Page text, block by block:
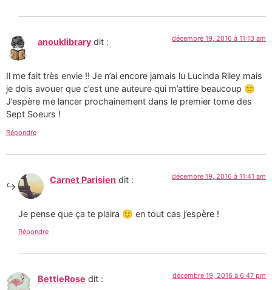
anouklibrary dit : décembre 19, 2016 à 11:13 am
Il me fait très envie !! Je n’ai encore jamais lu Lucinda Riley mais
je dois avouer que c’est une auteure qui m’attire beaucoup 🙂
J’espère me lancer prochainement dans le premier tome des
Sept Soeurs !
Répondre
Carnet Parisien dit : décembre 19, 2016 à 11:41 am
Je pense que ça te plaira 🙂 en tout cas j’espère !
Répondre
BettieRose dit : décembre 19, 2016 à 6:47 pm